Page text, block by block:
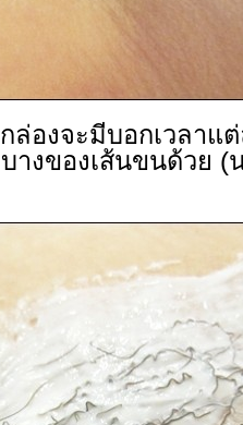
ล่องจะมีบอกเวลาแ
งของเส้นขนด้วย (